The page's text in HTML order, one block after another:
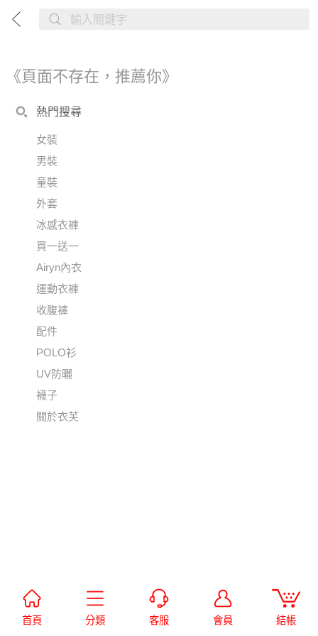
首頁 分類 客服 會員 結帳
《頁面不存在，推薦你》
熱門搜尋
女裝
男裝
童裝
外套
冰感衣褲
買一送一
Airyn內衣
運動衣褲
收腹褲
配件
POLO衫
UV防曬
襪子
關於衣芙